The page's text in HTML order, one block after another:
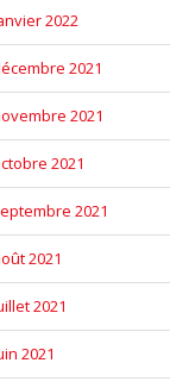
2022
2021
2021
2021
2021
2021
2021
2021